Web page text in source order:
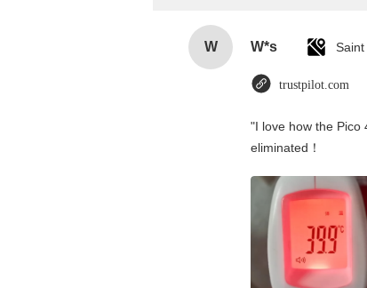
W W*s
trustpilot.com
"I love how the Pico
eliminated！